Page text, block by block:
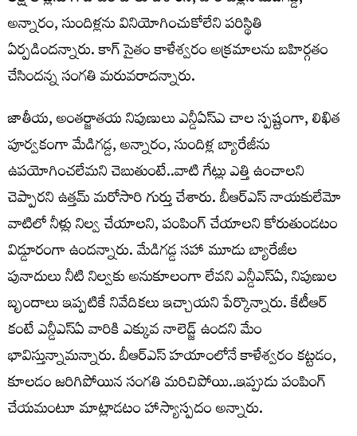
అన్నారం, సుందిళ్లను వినియోగించుకోలేని పరిస్థితి
ఏర్పడిందన్నారు. కాగ్ సైతం కాళేశ్వరం అక్రమాలను బహిర్గతం
చేసిందన్న సంగతి మరువరాదన్నారు.
జాతీయ, అంతర్జాతయ నిపుణులు ఎన్డీఏస్ఎ చాల స్పష్టంగా, లిఖిత
పూర్వకంగా మేడిగడ్డ, అన్నారం, సుందిళ్ల బ్యారేజీను
ఉపయోగించలేమని చెబుతుంటే..వాటి గేట్లు ఎత్తి ఉంచాలని
చెప్పారని ఉత్తమ్ మరోసారి గుర్తు చేశారు. బీఆర్ఎస్ నాయకులేమో
వాటిలో నీళ్లు నిల్వ చేయాలని, పంపింగ్ చేయాలని కోరుతుండటం
విడ్డూరంగా ఉందన్నారు. మేడిగడ్డ సహా మూడు బ్యారేజీల
పునాదులు నీటి నిల్వకు అనుకూలంగా లేవని ఎన్డీఎస్ఏ, నిపుణుల
బృందాలు ఇప్పటికే నివేదికలు ఇచ్చాయని పేర్కొన్నారు. కేటీఆర్
కంటే ఎన్డీఎస్ఏ వారికి ఎక్కువ నాలెడ్జ్ ఉందని మేం
భావిస్తున్నామన్నారు. బీఆర్ఎస్ హయాంలోనే కాళేశ్వరం కట్టడం,
కూలడం జరిగిపోయిన సంగతి మరిచిపోయి..ఇప్పుడు పంపింగ్
చేయమంటూ మాట్లాడటం హాస్యాస్పదం అన్నారు.